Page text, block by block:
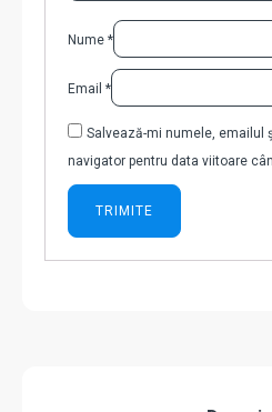
Nume *
Email *
Salvează-mi numele, emailul
navigator pentru data viitoare